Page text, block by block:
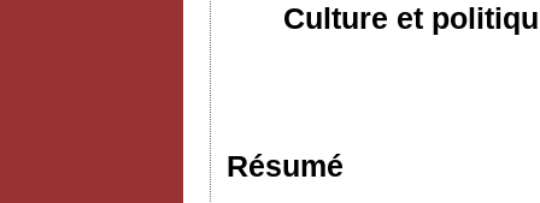
Culture et
Résumé